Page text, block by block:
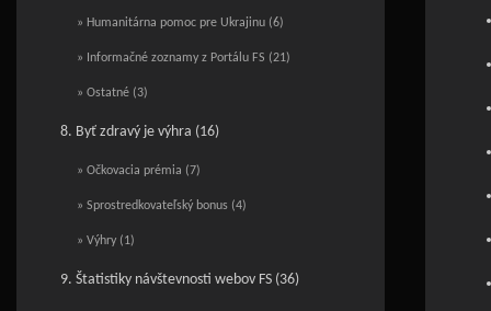
» Humanitárna pomoc pre Ukrajinu (6)
» Informačné zoznamy z Portálu FS (21)
» Ostatné (3)
8. Byť zdravý je výhra (16)
» Očkovacia prémia (7)
» Sprostredkovateľský bonus (4)
» Výhry (1)
9. Štatistiky návštevnosti webov FS (36)